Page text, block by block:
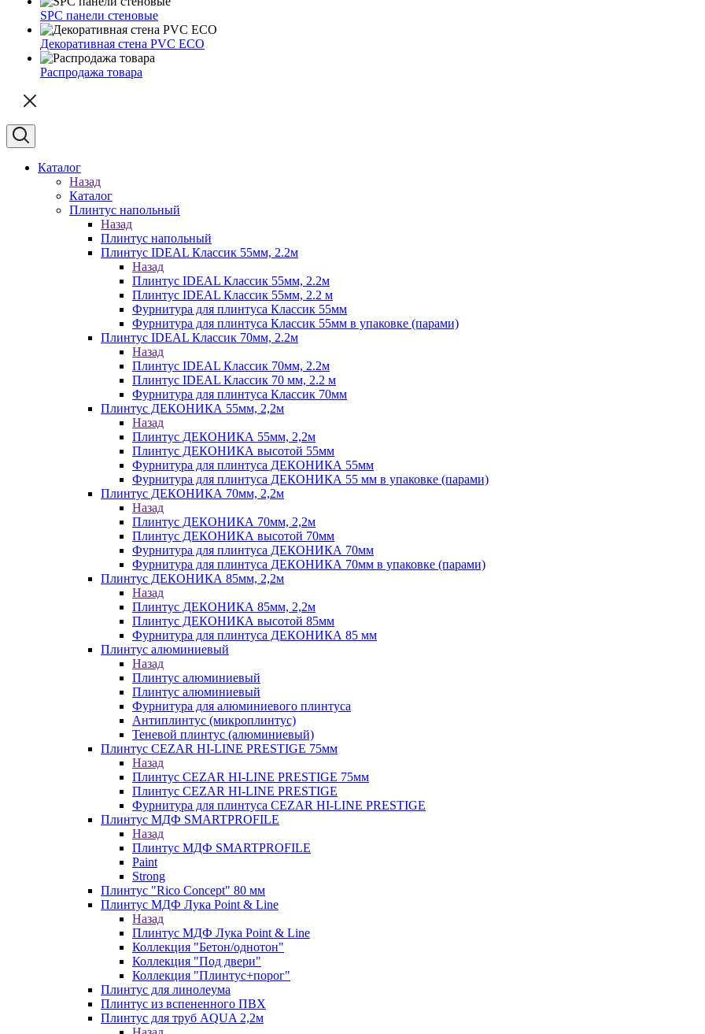
SPC панели стеновые
Декоративная стена PVC ECO
Распродажа товара
Каталог
Назад
Каталог
Плинтус напольный
Назад
Плинтус напольный
Плинтус IDEAL Классик 55мм, 2.2м
Назад
Плинтус IDEAL Классик 55мм, 2.2м
Плинтус IDEAL Классик 55мм, 2.2 м
Фурнитура для плинтуса Классик 55мм
Фурнитура для плинтуса Классик 55мм в упаковке (парами)
Плинтус IDEAL Классик 70мм, 2.2м
Назад
Плинтус IDEAL Классик 70мм, 2.2м
Плинтус IDEAL Классик 70 мм, 2.2 м
Фурнитура для плинтуса Классик 70мм
Плинтус ДЕКОНИКА 55мм, 2,2м
Назад
Плинтус ДЕКОНИКА 55мм, 2,2м
Плинтус ДЕКОНИКА высотой 55мм
Фурнитура для плинтуса ДЕКОНИКА 55мм
Фурнитура для плинтуса ДЕКОНИКА 55 мм в упаковке (парами)
Плинтус ДЕКОНИКА 70мм, 2,2м
Назад
Плинтус ДЕКОНИКА 70мм, 2,2м
Плинтус ДЕКОНИКА высотой 70мм
Фурнитура для плинтуса ДЕКОНИКА 70мм
Фурнитура для плинтуса ДЕКОНИКА 70мм в упаковке (парами)
Плинтус ДЕКОНИКА 85мм, 2,2м
Назад
Плинтус ДЕКОНИКА 85мм, 2,2м
Плинтус ДЕКОНИКА высотой 85мм
Фурнитура для плинтуса ДЕКОНИКА 85 мм
Плинтус алюминиевый
Назад
Плинтус алюминиевый
Плинтус алюминиевый
Фурнитура для алюминиевого плинтуса
Антиплинтус (микроплинтус)
Теневой плинтус (алюминиевый)
Плинтус CEZAR HI-LINE PRESTIGE 75мм
Назад
Плинтус CEZAR HI-LINE PRESTIGE 75мм
Плинтус CEZAR HI-LINE PRESTIGE
Фурнитура для плинтуса CEZAR HI-LINE PRESTIGE
Плинтус МДФ SMARTPROFILE
Назад
Плинтус МДФ SMARTPROFILE
Paint
Strong
Плинтус "Rico Concept" 80 мм
Плинтус МДФ Лука Point & Line
Назад
Плинтус МДФ Лука Point & Line
Коллекция "Бетон/однотон"
Коллекция "Под двери"
Коллекция "Плинтус+порог"
Плинтус для линолеума
Плинтус из вспененного ПВХ
Плинтус для труб AQUA 2,2м